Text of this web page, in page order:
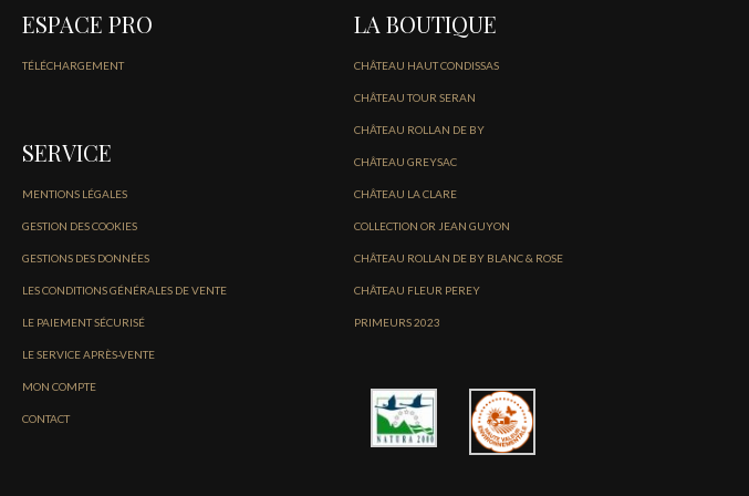
ESPACE PRO
TÉLÉCHARGEMENT
SERVICE
MENTIONS LÉGALES
GESTION DES COOKIES
GESTIONS DES DONNÉES
LES CONDITIONS GÉNÉRALES DE VENTE
LE PAIEMENT SÉCURISÉ
LE SERVICE APRÈS-VENTE
MON COMPTE
CONTACT
LA BOUTIQUE
CHÂTEAU HAUT CONDISSAS
CHÂTEAU TOUR SERAN
CHÂTEAU ROLLAN DE BY
CHÂTEAU GREYSAC
CHÂTEAU LA CLARE
COLLECTION OR JEAN GUYON
CHÂTEAU ROLLAN DE BY BLANC & ROSE
CHÂTEAU FLEUR PEREY
PRIMEURS 2023